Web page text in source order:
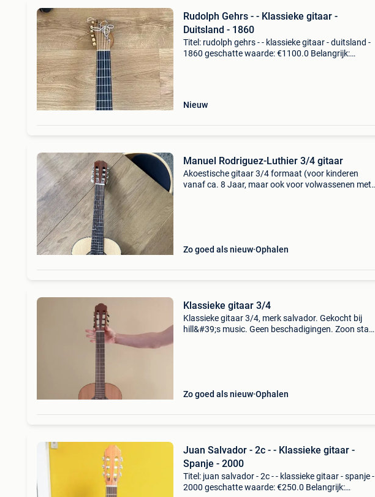
Rudolph Gehrs - - Klassieke gitaar -
Duitsland - 1860
Titel: rudolph gehrs - - klassieke gitaar - duitsland -
1860 geschatte waarde: €1100.0 Belangrijk:
Nieuw
Manuel Rodriguez-Luthier 3/4 gitaar
Akoestische gitaar 3/4 formaat (voor kinderen
vanaf ca. 8 Jaar, maar ook voor volwassenen met
Zo goed als nieuw Ophalen
Klassieke gitaar 3/4
Klassieke gitaar 3/4, merk salvador. Gekocht bij
hill&#39;s music. Geen beschadigingen. Zoon stapt
Zo goed als nieuw Ophalen
Juan Salvador - 2c - - Klassieke gitaar -
Spanje - 2000
Titel: juan salvador - 2c - - klassieke gitaar - spanje -
2000 geschatte waarde: €250.0 Belangrijk: